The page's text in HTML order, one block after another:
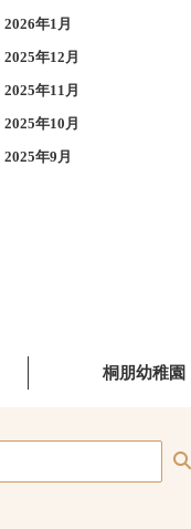
2026年1月
2025年12月
2025年11月
2025年10月
2025年9月
桐朋幼稚園